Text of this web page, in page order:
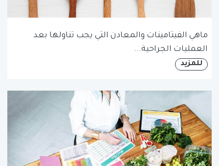
ماهي الفيتامينات والمعادن التي يجب تناولها بعد
العمليات الجراحية...
للمزيد